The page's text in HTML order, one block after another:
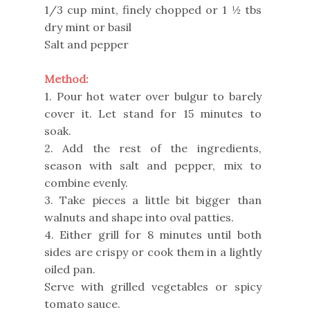
1/3 cup mint, finely chopped or 1 ½ tbs
dry mint or basil
Salt and pepper
Method:
1. Pour hot water over bulgur to barely
cover it. Let stand for 15 minutes to
soak.
2. Add the rest of the ingredients,
season with salt and pepper, mix to
combine evenly.
3. Take pieces a little bit bigger than
walnuts and shape into oval patties.
4. Either grill for 8 minutes until both
sides are crispy or cook them in a lightly
oiled pan.
Serve with grilled vegetables or spicy
tomato sauce.